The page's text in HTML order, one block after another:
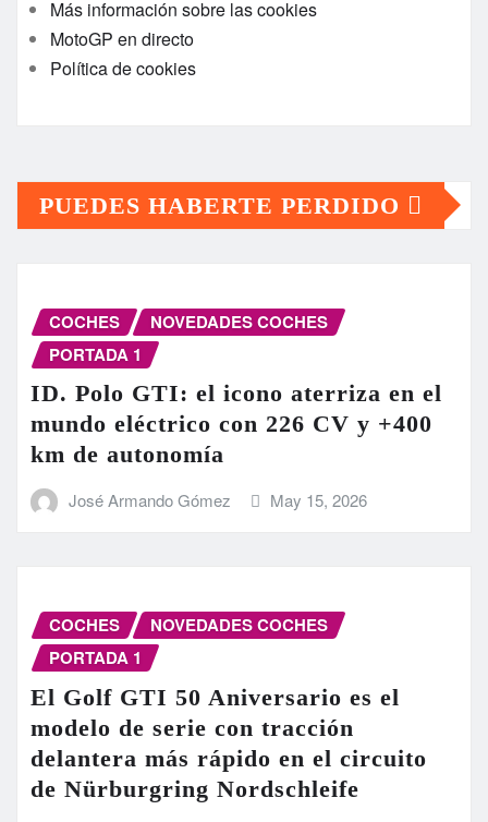
Más información sobre las cookies
MotoGP en directo
Política de cookies
PUEDES HABERTE PERDIDO
COCHES
NOVEDADES COCHES
PORTADA 1
ID. Polo GTI: el icono aterriza en el
mundo eléctrico con 226 CV y +400
km de autonomía
José Armando Gómez May 15, 2026
COCHES
NOVEDADES COCHES
PORTADA 1
El Golf GTI 50 Aniversario es el
modelo de serie con tracción
delantera más rápido en el circuito
de Nürburgring Nordschleife